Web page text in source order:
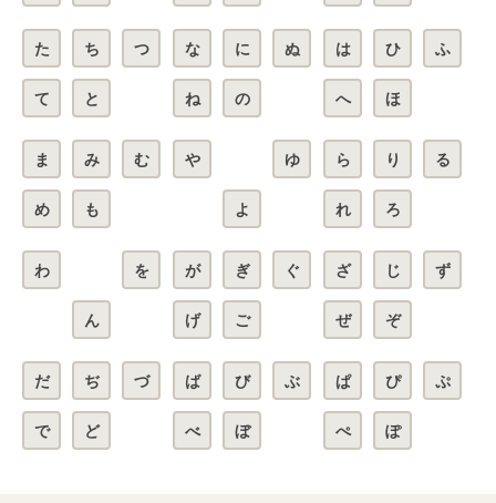
た ち つ
て と
な に ぬ
ね の
は ひ ふ
へ ほ
ま み む
め も
や ゆ
よ
ら り る
れ ろ
わ を
ん
が ぎ ぐ
げ ご
ざ じ ず
ぜ ぞ
だ ぢ づ
で ど
ば び ぶ
べ ぼ
ぱ ぴ ぷ
ぺ ぽ